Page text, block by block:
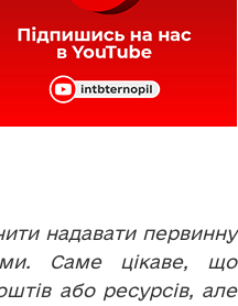
надавати первинну
Саме цікаве, що
або ресурсів, але